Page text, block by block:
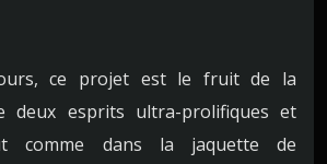
ce projet est le fruit de la
deux esprits ultra-prolifiques et
comme dans la jaquette de